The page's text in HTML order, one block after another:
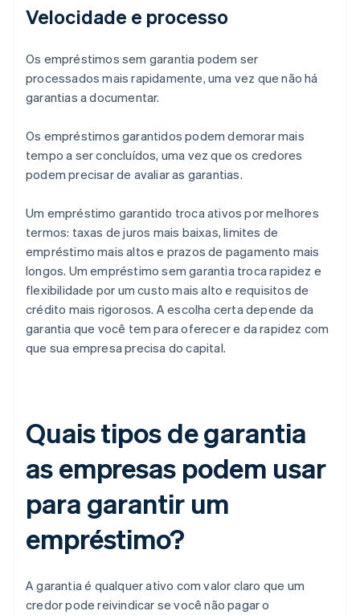
Velocidade e processo
Os empréstimos sem garantia podem ser
processados mais rapidamente, uma vez que não há
garantias a documentar.
Os empréstimos garantidos podem demorar mais
tempo a ser concluídos, uma vez que os credores
podem precisar de avaliar as garantias.
Um empréstimo garantido troca ativos por melhores
termos: taxas de juros mais baixas, limites de
empréstimo mais altos e prazos de pagamento mais
longos. Um empréstimo sem garantia troca rapidez e
flexibilidade por um custo mais alto e requisitos de
crédito mais rigorosos. A escolha certa depende da
garantia que você tem para oferecer e da rapidez com
que sua empresa precisa do capital.
Quais tipos de garantia
as empresas podem usar
para garantir um
empréstimo?
A garantia é qualquer ativo com valor claro que um
credor pode reivindicar se você não pagar o